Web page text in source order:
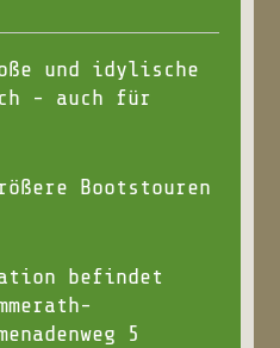
und idylische
- auch für
Bootstouren
befindet
5